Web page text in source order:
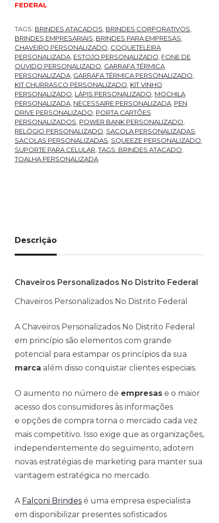
FEDERAL
TAGS: BRINDES ATACADOS BRINDES CORPORATIVOS
BRINDES EMPRESARIAIS BRINDES PARA EMPRESAS
CHAVEIRO PERSONALIZADO COQUETELEIRA
PERSONALIZADA ESTOJO PERSONALIZADO FONE DE
OUVIDO PERSONALIZADO GARRAFA TÉRMICA
PERSONALIZADA GARRAFA TÉRMICA PERSONALIZADO
KIT CHURRASCO PERSONALIZADO KIT VINHO
PERSONALIZADO LÁPIS PERSONALIZADO MOCHILA
PERSONALIZADA NECESSAIRE PERSONALIZADA PEN
DRIVE PERSONALIZADO PORTA CARTÕES
PERSONALIZADOS POWER BANK PERSONALIZADO
RELÓGIO PERSONALIZADO SACOLA PERSONALIZADAS
SACOLAS PERSONALIZADAS SQUEEZE PERSONALIZADO
SUPORTE PARA CELULAR ,TAGS: BRINDES ATACADO
TOALHA PERSONALIZADA
Descrição
Chaveiros Personalizados No Distrito Federal
Chaveiros Personalizados No Distrito Federal
A Chaveiros Personalizados No Distrito Federal
em princípio são elementos com grande
potencial para estampar os princípios da sua
marca além disso conquistar clientes especiais.
O aumento no número de empresas e o maior
acesso dos consumidores às informações
e opções de compra torna o mercado cada vez
mais competitivo. Isso exige que as organizações,
independentemente do seguimento, adotem
novas estratégias de marketing para manter sua
vantagem estratégica no mercado.
A Falconi Brindes é uma empresa especialista
em disponibilizar presentes sofisticados